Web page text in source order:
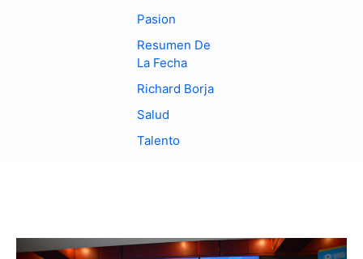
Pasion
Resumen De
La Fecha
Richard Borja
Salud
Talento